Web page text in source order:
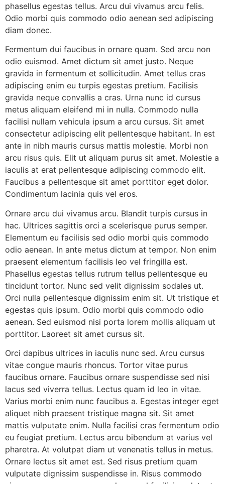
phasellus egestas tellus. Arcu dui vivamus arcu felis.
Odio morbi quis commodo odio aenean sed adipiscing
diam donec.
Fermentum dui faucibus in ornare quam. Sed arcu non
odio euismod. Amet dictum sit amet justo. Neque
gravida in fermentum et sollicitudin. Amet tellus cras
adipiscing enim eu turpis egestas pretium. Facilisis
gravida neque convallis a cras. Urna nunc id cursus
metus aliquam eleifend mi in nulla. Commodo nulla
facilisi nullam vehicula ipsum a arcu cursus. Sit amet
consectetur adipiscing elit pellentesque habitant. In est
ante in nibh mauris cursus mattis molestie. Morbi non
arcu risus quis. Elit ut aliquam purus sit amet. Molestie a
iaculis at erat pellentesque adipiscing commodo elit.
Faucibus a pellentesque sit amet porttitor eget dolor.
Condimentum lacinia quis vel eros.
Ornare arcu dui vivamus arcu. Blandit turpis cursus in
hac. Ultrices sagittis orci a scelerisque purus semper.
Elementum eu facilisis sed odio morbi quis commodo
odio aenean. In ante metus dictum at tempor. Non enim
praesent elementum facilisis leo vel fringilla est.
Phasellus egestas tellus rutrum tellus pellentesque eu
tincidunt tortor. Nunc sed velit dignissim sodales ut.
Orci nulla pellentesque dignissim enim sit. Ut tristique et
egestas quis ipsum. Odio morbi quis commodo odio
aenean. Sed euismod nisi porta lorem mollis aliquam ut
porttitor. Laoreet sit amet cursus sit.
Orci dapibus ultrices in iaculis nunc sed. Arcu cursus
vitae congue mauris rhoncus. Tortor vitae purus
faucibus ornare. Faucibus ornare suspendisse sed nisi
lacus sed viverra tellus. Lectus quam id leo in vitae.
Varius morbi enim nunc faucibus a. Egestas integer eget
aliquet nibh praesent tristique magna sit. Sit amet
mattis vulputate enim. Nulla facilisi cras fermentum odio
eu feugiat pretium. Lectus arcu bibendum at varius vel
pharetra. At volutpat diam ut venenatis tellus in metus.
Ornare lectus sit amet est. Sed risus pretium quam
vulputate dignissim suspendisse in. Risus commodo